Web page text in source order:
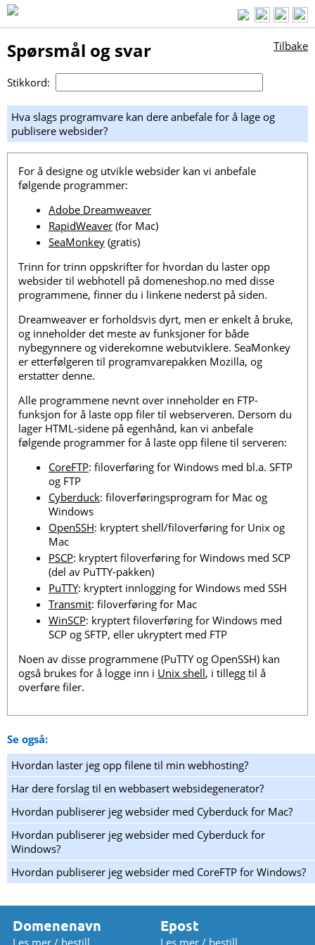
Spørsmål og svar Tilbake
Stikkord:
Hva slags programvare kan dere anbefale for å lage og
publisere websider?
For å designe og utvikle websider kan vi anbefale
følgende programmer:
Adobe Dreamweaver
RapidWeaver (for Mac)
SeaMonkey (gratis)
Trinn for trinn oppskrifter for hvordan du laster opp
websider til webhotell på domeneshop.no med disse
programmene, finner du i linkene nederst på siden.
Dreamweaver er forholdsvis dyrt, men er enkelt å bruke,
og inneholder det meste av funksjoner for både
nybegynnere og viderekomne webutviklere. SeaMonkey
er etterfølgeren til programvarepakken Mozilla, og
erstatter denne.
Alle programmene nevnt over inneholder en FTP-
funksjon for å laste opp filer til webserveren. Dersom du
lager HTML-sidene på egenhånd, kan vi anbefale
følgende programmer for å laste opp filene til serveren:
CoreFTP: filoverføring for Windows med bl.a. SFTP
og FTP
Cyberduck: filoverføringsprogram for Mac og
Windows
OpenSSH: kryptert shell/filoverføring for Unix og
Mac
PSCP: kryptert filoverføring for Windows med SCP
(del av PuTTY-pakken)
PuTTY: kryptert innlogging for Windows med SSH
Transmit: filoverføring for Mac
WinSCP: kryptert filoverføring for Windows med
SCP og SFTP, eller ukryptert med FTP
Noen av disse programmene (PuTTY og OpenSSH) kan
også brukes for å logge inn i Unix shell, i tillegg til å
overføre filer.
Se også:
Hvordan laster jeg opp filene til min webhosting?
Har dere forslag til en webbasert websidegenerator?
Hvordan publiserer jeg websider med Cyberduck for Mac?
Hvordan publiserer jeg websider med Cyberduck for
Windows?
Hvordan publiserer jeg websider med CoreFTP for Windows?
Domenenavn
Les mer / bestill
Epost
Les mer / bestill